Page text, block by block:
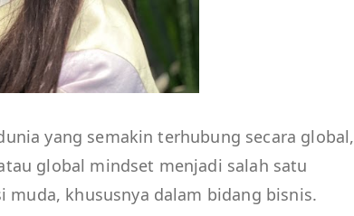
yang semakin terhubung secara global,
global mindset menjadi salah satu
khususnya dalam bidang bisnis.